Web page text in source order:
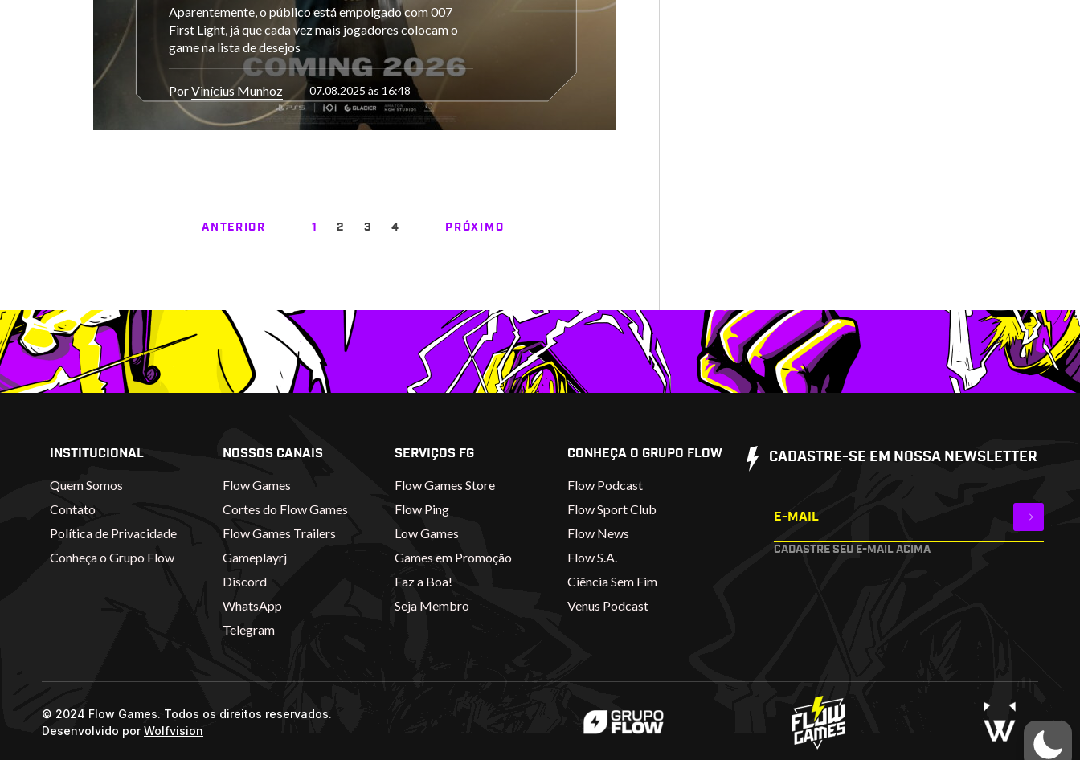
Aparentemente, o público está empolgado com 007
First Light, já que cada vez mais jogadores colocam o
game na lista de desejos
PorVinícius Munhoz 07.08.2025 às 16:48
ANTERIOR 1 2 3 4 PRÓXIMO
INSTITUCIONAL
Quem Somos
Contato
Política de Privacidade
Conheça o Grupo Flow
NOSSOS CANAIS
Flow Games
Cortes do Flow Games
Flow Games Trailers
Gameplayrj
Discord
WhatsApp
Telegram
SERVIÇOS FG
Flow Games Store
Flow Ping
Low Games
Games em Promoção
Faz a Boa!
Seja Membro
CONHEÇA O GRUPO FLOW
Flow Podcast
Flow Sport Club
Flow News
Flow S.A.
Ciência Sem Fim
Venus Podcast
CADASTRE-SE EM NOSSA NEWSLETTER
E-MAIL
CADASTRE SEU E-MAIL ACIMA
© 2024 Flow Games. Todos os direitos reservados.
Desenvolvido porWolfvision